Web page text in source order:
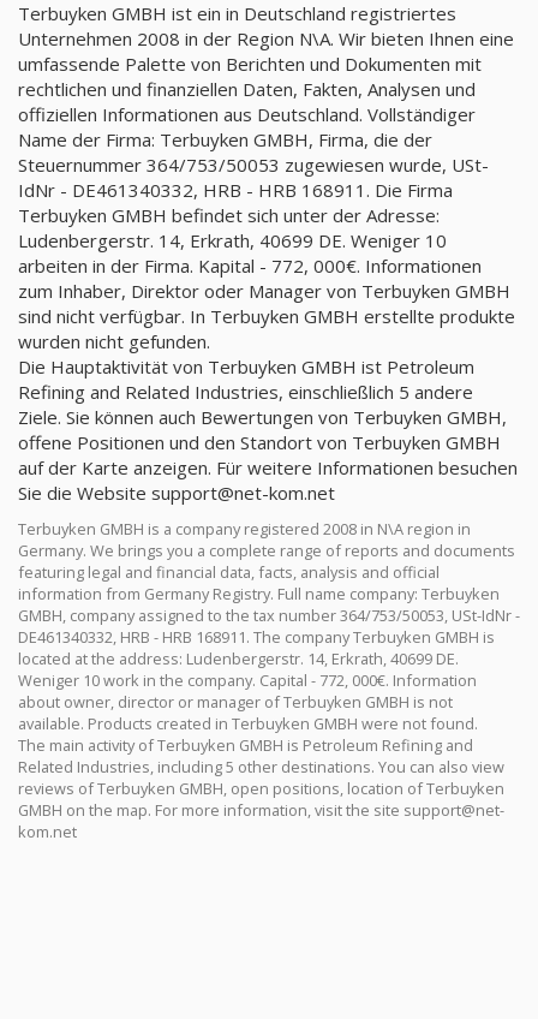
Terbuyken GMBH ist ein in Deutschland registriertes
Unternehmen 2008 in der Region N\A. Wir bieten Ihnen eine
umfassende Palette von Berichten und Dokumenten mit
rechtlichen und finanziellen Daten, Fakten, Analysen und
offiziellen Informationen aus Deutschland. Vollständiger
Name der Firma: Terbuyken GMBH, Firma, die der
Steuernummer 364/753/50053 zugewiesen wurde, USt-
IdNr - DE461340332, HRB - HRB 168911. Die Firma
Terbuyken GMBH befindet sich unter der Adresse:
Ludenbergerstr. 14, Erkrath, 40699 DE. Weniger 10
arbeiten in der Firma. Kapital - 772, 000€. Informationen
zum Inhaber, Direktor oder Manager von Terbuyken GMBH
sind nicht verfügbar. In Terbuyken GMBH erstellte produkte
wurden nicht gefunden.
Die Hauptaktivität von Terbuyken GMBH ist Petroleum
Refining and Related Industries, einschließlich 5 andere
Ziele. Sie können auch Bewertungen von Terbuyken GMBH,
offene Positionen und den Standort von Terbuyken GMBH
auf der Karte anzeigen. Für weitere Informationen besuchen
Sie die Website support@net-kom.net
Terbuyken GMBH is a company registered 2008 in N\A region in
Germany. We brings you a complete range of reports and documents
featuring legal and financial data, facts, analysis and official
information from Germany Registry. Full name company: Terbuyken
GMBH, company assigned to the tax number 364/753/50053, USt-IdNr -
DE461340332, HRB - HRB 168911. The company Terbuyken GMBH is
located at the address: Ludenbergerstr. 14, Erkrath, 40699 DE.
Weniger 10 work in the company. Capital - 772, 000€. Information
about owner, director or manager of Terbuyken GMBH is not
available. Products created in Terbuyken GMBH were not found.
The main activity of Terbuyken GMBH is Petroleum Refining and
Related Industries, including 5 other destinations. You can also view
reviews of Terbuyken GMBH, open positions, location of Terbuyken
GMBH on the map. For more information, visit the site support@net-
kom.net